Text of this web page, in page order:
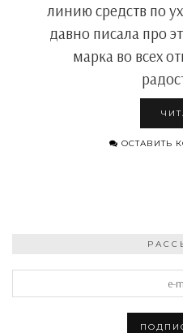
линию средств по
давно писала про
марка во всех
ОСТАВИТЬ